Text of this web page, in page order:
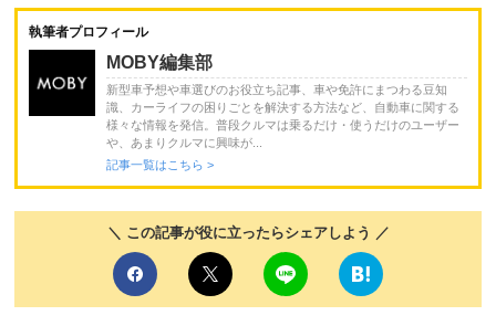
執筆者プロフィール
MOBY編集部
新型車予想や車選びのお役立ち記事、車や免許にまつわる豆知
識、カーライフの困りごとを解決する方法など、自動車に関する
様々な情報を発信。普段クルマは乗るだけ・使うだけのユーザー
や、あまりクルマに興味が...
記事一覧はこちら >
＼ この記事が役に立ったらシェアしよう ／